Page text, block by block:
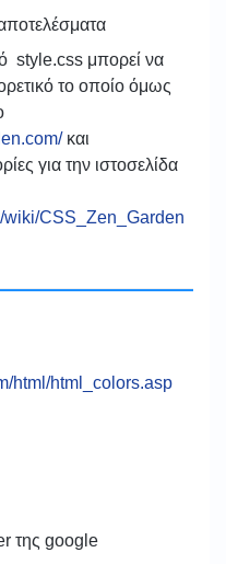
style.css μπορεί να
το οποίο όμως
και
για την ιστοσελίδα
CSS_Zen_Garden
html/html_colors.asp
της google